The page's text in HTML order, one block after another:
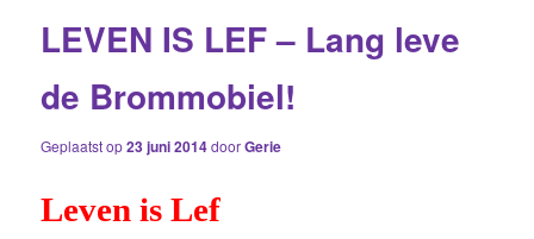
LEVEN IS LEF – Lang leve
de Brommobiel!
Geplaatst op23 juni 2014doorGerie
Leven is Lef